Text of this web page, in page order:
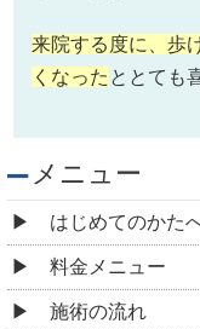
来院する度に、歩
くなった ととても
メニュー
はじめてのかた
料金メニュー
施術の流れ